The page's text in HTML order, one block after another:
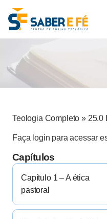
Teologia Completo » 25.0
Faça login para acessar
Capítulos
Capítulo 1 – A ética
pastoral